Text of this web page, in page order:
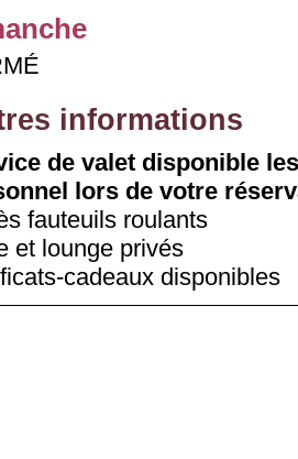
informations
de valet disponible
lors de votre
fauteuils roulants
et lounge privés
cadeaux disponibles